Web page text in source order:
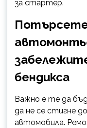
за стартер.
Потърсете
бендикса
Важно е те да
да не се стигне
автомобила.